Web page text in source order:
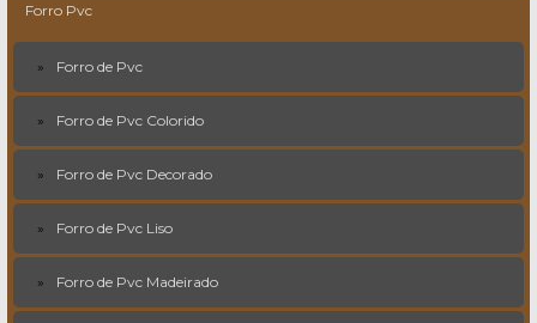
Forro Pvc
Forro de Pvc
Forro de Pvc Colorido
Forro de Pvc Decorado
Forro de Pvc Liso
Forro de Pvc Madeirado